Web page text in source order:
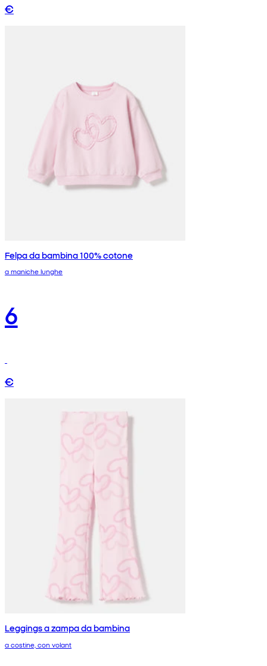
€
Felpa da bambina 100% cotone
a maniche lunghe
6
€
Leggings a zampa da bambina
a costine, con volant